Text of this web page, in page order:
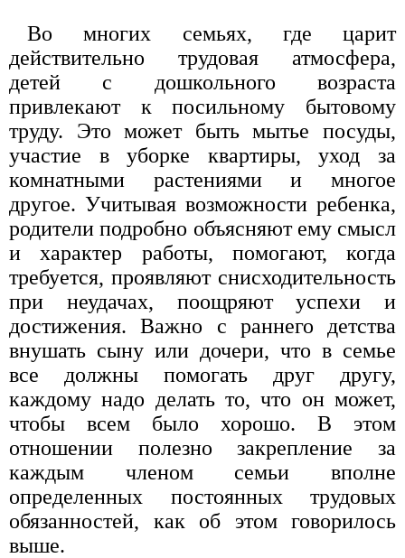
Во многих семьях, где царит
действительно трудовая атмосфера,
детей с дошкольного возраста
привлекают к посильному бытовому
труду. Это может быть мытье посуды,
участие в уборке квартиры, уход за
комнатными растениями и многое
другое. Учитывая возможности ребенка,
родители подробно объясняют ему смысл
и характер работы, помогают, когда
требуется, проявляют снисходительность
при неудачах, поощряют успехи и
достижения. Важно с раннего детства
внушать сыну или дочери, что в семье
все должны помогать друг другу,
каждому надо делать то, что он может,
чтобы всем было хорошо. В этом
отношении полезно закрепление за
каждым членом семьи вполне
определенных постоянных трудовых
обязанностей, как об этом говорилось
выше.